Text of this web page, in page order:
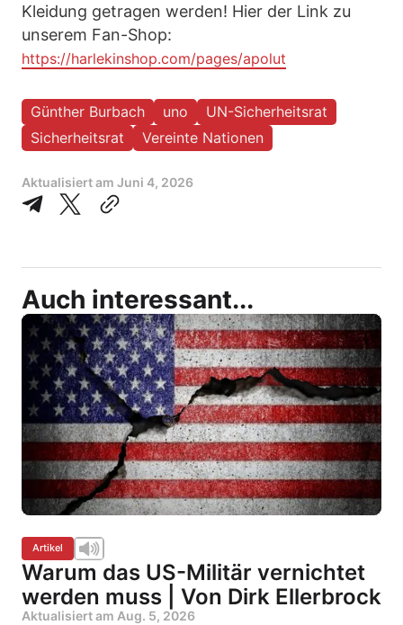
Kleidung getragen werden! Hier der Link zu
unserem Fan-Shop:
https://harlekinshop.com/pages/apolut
Günther Burbach uno
UN-Sicherheitsrat
Sicherheitsrat
Vereinte Nationen
Aktualisiert am Juni 4, 2026
Auch interessant...
Artikel
Warum das US-Militär vernichtet
werden muss | Von Dirk Ellerbrock
Aktualisiert am Aug. 5, 2026